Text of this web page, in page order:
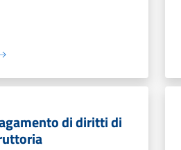
di diritti di